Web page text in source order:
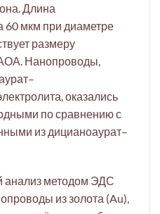
Длина
60 мкм при диаметре
размеру
Нанопроводы,
оказались
по сравнению с
из дицианоаурат–
анализ методом ЭДС
из золота (Au),